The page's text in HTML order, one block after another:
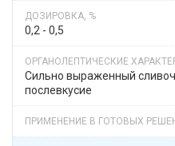
0,2 - 0,5
Сильно выраженный
послевкусие